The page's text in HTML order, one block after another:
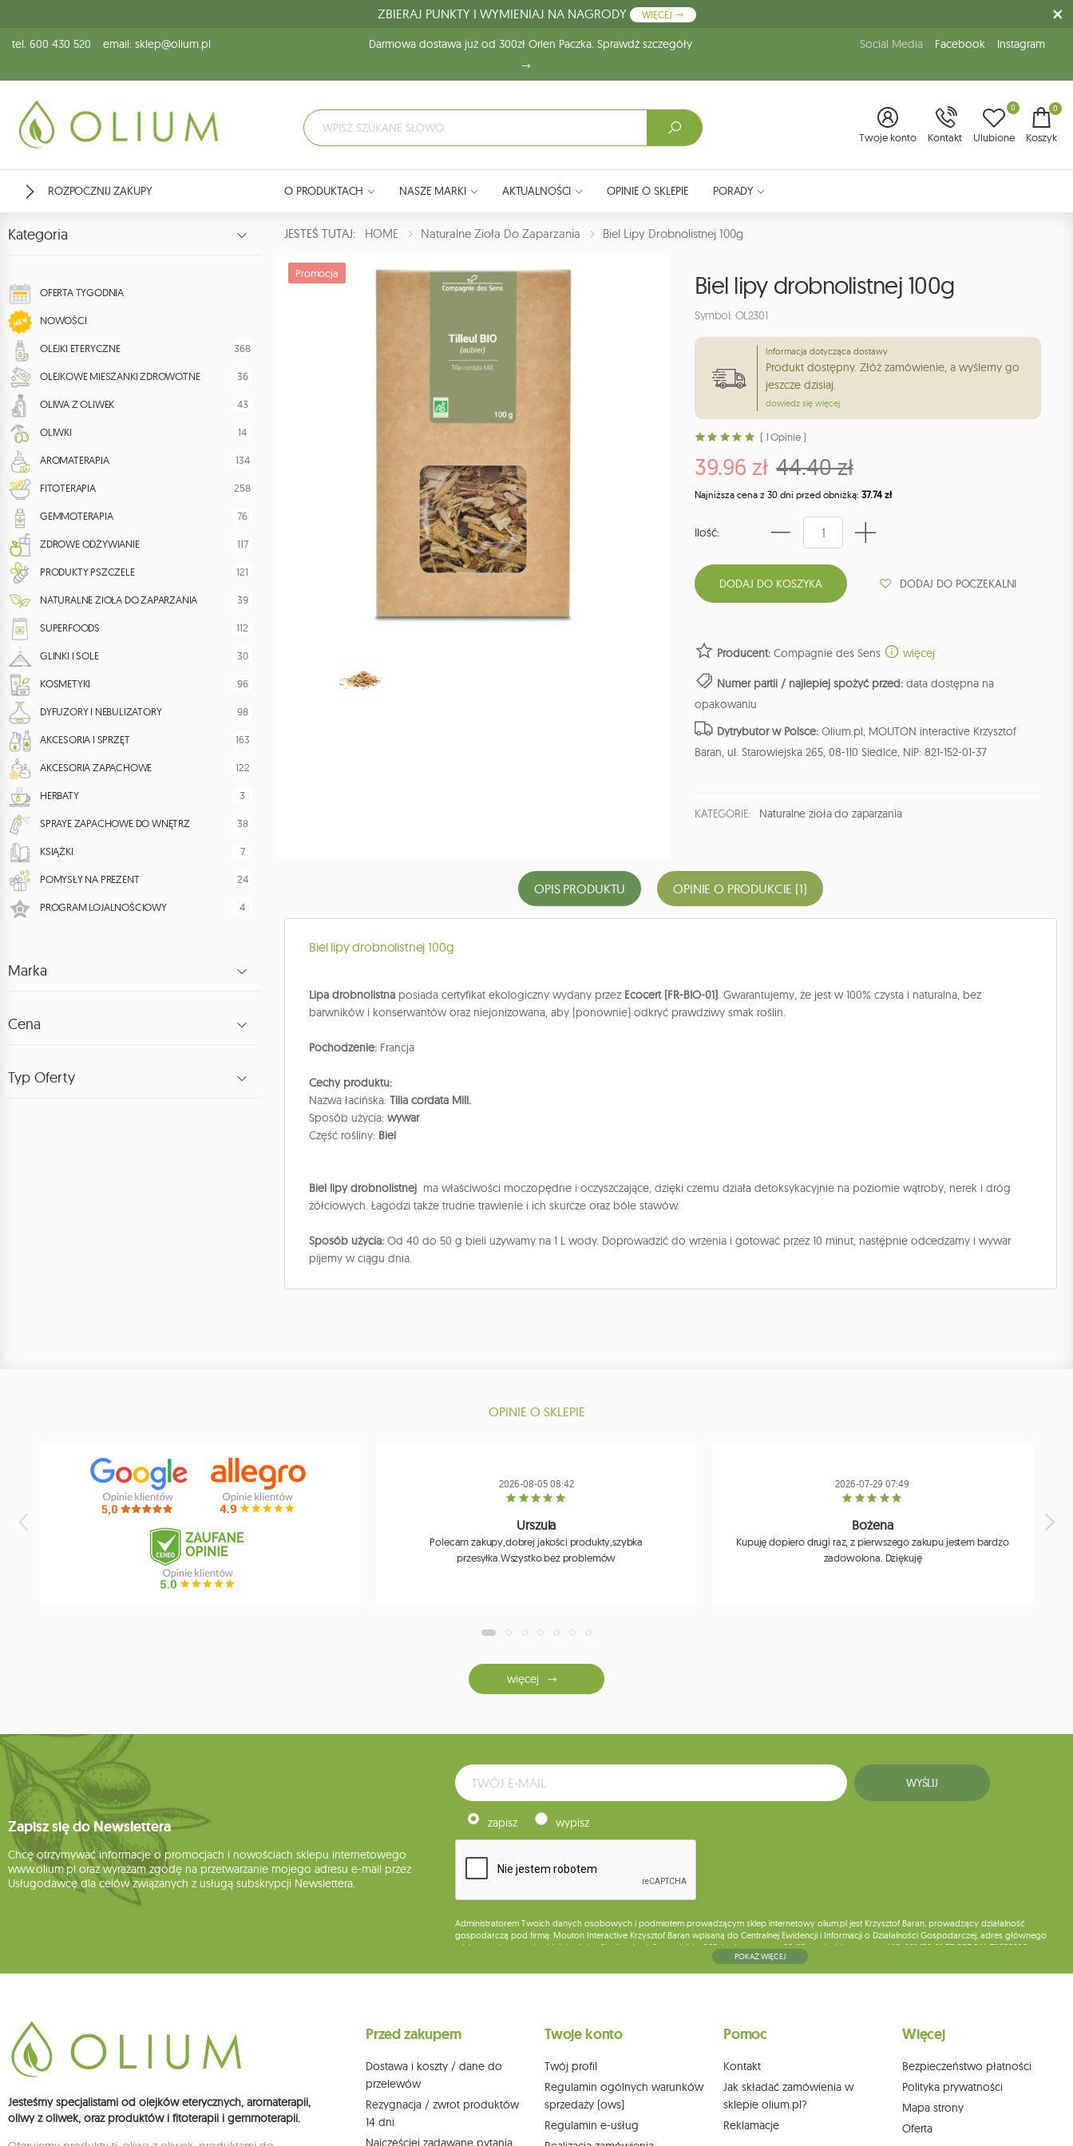
ZBIERAJ PUNKTY I WYMIENIAJ NA NAGRODY WIĘCEJ
tel. 600 430 520 email: sklep@olium.pl Darmowa dostawa już od 300zł Orlen Paczka. Sprawdź szczegóły Social Media Facebook Instagram
Twoje konto Kontakt Ulubione
0 0
Koszyk
ROZPOCZNIJ ZAKUPY O PRODUKTACH NASZE MARKI AKTUALNOŚCI OPINIE O SKLEPIE PORADY
Kategoria
OFERTA TYGODNIA
NOWOŚCI
OLEJKI ETERYCZNE 368
OLEJKOWE MIESZANKI ZDROWOTNE 36
OLIWA Z OLIWEK 43
OLIWKI 14
AROMATERAPIA 134
FITOTERAPIA 258
GEMMOTERAPIA 76
ZDROWE ODŻYWIANIE 117
PRODUKTY PSZCZELE 121
NATURALNE ZIOŁA DO ZAPARZANIA 39
SUPERFOODS 112
GLINKI I SOLE 30
KOSMETYKI 96
DYFUZORY I NEBULIZATORY 98
AKCESORIA I SPRZĘT 163
AKCESORIA ZAPACHOWE 122
HERBATY 3
SPRAYE ZAPACHOWE DO WNĘTRZ 38
KSIĄŻKI 7
POMYSŁY NA PREZENT 24
PROGRAM LOJALNOŚCIOWY 4
Marka
Cena
Typ Oferty
JESTEŚ TUTAJ: HOME Naturalne Zioła Do Zaparzania Biel Lipy Drobnolistnej 100g
Promocja Biel lipy drobnolistnej 100g
Symbol: OL2301
Informacja dotycząca dostawy
Produkt dostępny. Złóż zamówienie, a wyślemy go
jeszcze dzisiaj.
dowiedz się więcej
( 1 Opinie )
39.96 zł 44.40 zł
Najniższa cena z 30 dni przed obniżką: 37.74 zł
Ilość:
DODAJ DO POCZEKALNI
Producent: Compagnie des Sens więcej
Numer partii / najlepiej spożyć przed: data dostępna na
opakowaniu
Dytrybutor w Polsce: Olium.pl, MOUTON interactive Krzysztof
Baran, ul. Starowiejska 265, 08-110 Siedlce, NIP: 821-152-01-37
KATEGORIE: Naturalne zioła do zaparzania
OPIS PRODUKTU OPINIE O PRODUKCIE (1)
Biel lipy drobnolistnej 100g
Lipa drobnolistna posiada certyfikat ekologiczny wydany przez Ecocert (FR-BIO-01). Gwarantujemy, że jest w 100% czysta i naturalna, bez
barwników i konserwantów oraz niejonizowana, aby (ponownie) odkryć prawdziwy smak roślin.
Pochodzenie: Francja
Cechy produktu:
Nazwa łacińska: Tilia cordata Mill.
Sposób użycia: wywar
Część rośliny: Biel
Biel lipy drobnolistnej ma właściwości moczopędne i oczyszczające, dzięki czemu działa detoksykacyjnie na poziomie wątroby, nerek i dróg
żółciowych. Łagodzi także trudne trawienie i ich skurcze oraz bóle stawów.
Sposób użycia: Od 40 do 50 g bieli używamy na 1 L wody. Doprowadzić do wrzenia i gotować przez 10 minut, następnie odcedzamy i wywar
pijemy w ciągu dnia.
OPINIE O SKLEPIE
2026-08-05 08:42
Urszula
Polecam zakupy,dobrej jakości produkty,szybka
przesyłka.Wszystko bez problemów
2026-07-29 07:49
Bożena
Kupuję dopiero drugi raz, z pierwszego zakupu jestem bardzo
zadowolona. Dziękuję
więcej
Zapisz się do Newslettera
Chcę otrzymywać informacje o promocjach i nowościach sklepu internetowego
www.olium.pl oraz wyrażam zgodę na przetwarzanie mojego adresu e-mail przez
Usługodawcę dla celów związanych z usługą subskrypcji Newslettera.
WYŚLIJ
zapisz wypisz
Administratorem Twoich danych osobowych i podmiotem prowadzącym sklep internetowy olium.pl jest Krzysztof Baran, prowadzący działalność
gospodarczą pod firmą: Mouton Interactive Krzysztof Baran wpisaną do Centralnej Ewidencji i Informacji o Działalności Gospodarczej, adres głównego
miejsca wykonywania działalności w Siedlcach, ul. Starowiejska 265, kod pocztowy: 08-110, posiadający numer NIP: 821-152-01-37, REGON: 711650928 .
Dane będą przetwarzane w celu wysyłki newslettera i przechowywane do chwili rezygnacji z subskrypcji.
działem obsługi klienta Mouton Interactive pod adresem e-mail lub pisemnie na adres siedziby.
POKAŻ WIĘCEJ
Jesteśmy specjalistami od olejków eterycznych, aromaterapii,
oliwy z oliwek, oraz produktów i fitoterapii i gemmoterapii.
Przed zakupem
Dostawa i koszty / dane do
przelewów
Rezygnacja / zwrot produktów
14 dni
Twoje konto
Twój profil
Regulamin ogólnych warunków
sprzedaży (ows)
Regulamin e-usług
Pomoc
Kontakt
Jak składać zamówienia w
sklepie olium.pl?
Reklamacje
Więcej
Bezpieczeństwo płatności
Polityka prywatności
Mapa strony
Oferta